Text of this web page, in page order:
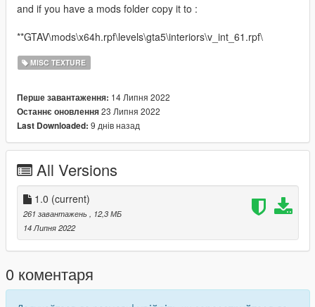
and if you have a mods folder copy it to :
**GTAV\mods\x64h.rpf\levels\gta5\interiors\v_int_61.rpf\
MISC TEXTURE
Перше завантаження: 14 Липня 2022
Останнє оновлення23 Липня 2022
Last Downloaded: 9 днів назад
All Versions
1.0 (current)
261 завантажень
, 12,3 МБ
14 Липня 2022
0 коментаря